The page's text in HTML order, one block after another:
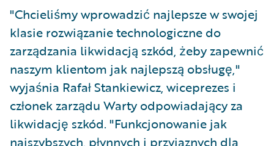
"Chcieliśmy wprowadzić najlepsze w swojej
klasie rozwiązanie technologiczne do
zarządzania likwidacją szkód, żeby zapewnić
naszym klientom jak najlepszą obsługę,"
wyjaśnia Rafał Stankiewicz, wiceprezes i
członek zarządu Warty odpowiadający za
likwidację szkód. "Funkcjonowanie jak
najszybszych, płynnych i przyjaznych dla